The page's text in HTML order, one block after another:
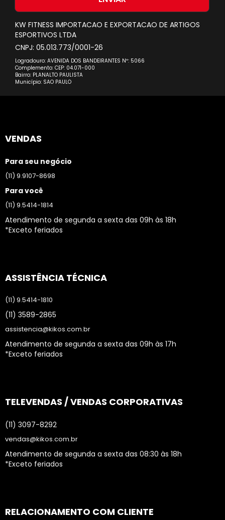
Newsletter:
KW FITNESS IMPORTACAO E EXPORTACAO DE ARTIGOS
ESPORTIVOS LTDA
CNPJ: 05.013.773/0001-26
Logradouro: AVENIDA DOS BANDEIRANTES Nº: 5066
Complemento: CEP: 04.071-000
Bairro: PLANALTO PAULISTA
Município: SAO PAULO
VENDAS
Para seu negócio
(11) 9.9107-8698
Para você
(11) 9.5414-1814
Atendimento de segunda a sexta das 09h às 18h
*Exceto feriados
ASSISTÊNCIA TÉCNICA
(11) 9.5414-1810
(11) 3589-2865
assistencia@kikos.com.br
Atendimento de segunda a sexta das 09h às 17h
*Exceto feriados
TELEVENDAS / VENDAS CORPORATIVAS
(11) 3097-8292
vendas@kikos.com.br
Atendimento de segunda a sexta das 08:30 às 18h
*Exceto feriados
RELACIONAMENTO COM CLIENTE